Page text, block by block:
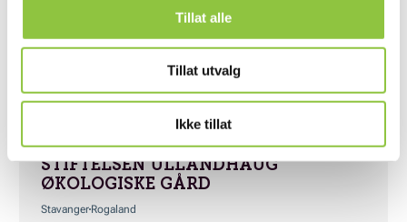
Tillat alle
Tillat utvalg
Ikke tillat
TORVALD HADLAND
TimeRogaland
STIFTELSEN ULLANDHAUG
ØKOLOGISKE GÅRD
StavangerRogaland